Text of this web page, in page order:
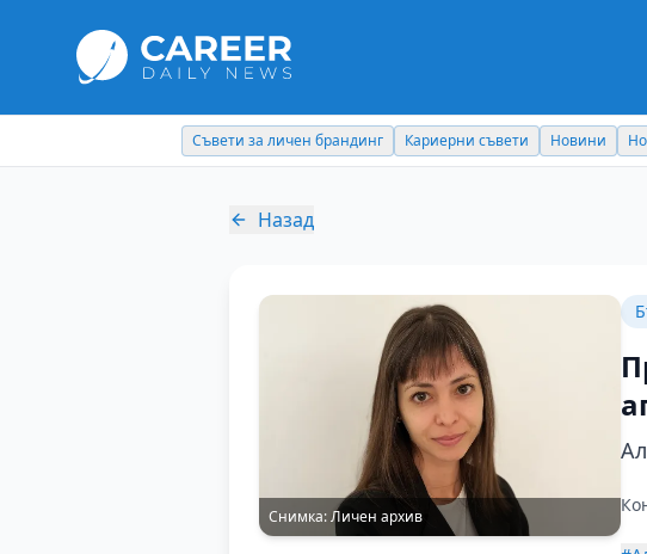
Съвети за личен брандинг Кариерни съвети Новини
Назад
Снимка:Личен архив